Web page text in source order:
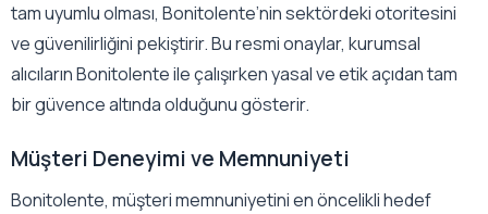
tam uyumlu olması, Bonitolente’nin sektördeki otoritesini
ve güvenilirliğini pekiştirir. Bu resmi onaylar, kurumsal
alıcıların Bonitolente ile çalışırken yasal ve etik açıdan tam
bir güvence altında olduğunu gösterir.
Müşteri Deneyimi ve Memnuniyeti
Bonitolente, müşteri memnuniyetini en öncelikli hedef